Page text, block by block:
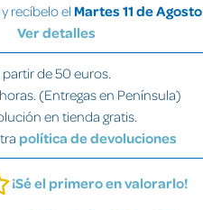
recíbelo el Martes 11 de Agosto
Ver detalles
de 50 euros.
(Entregas en Península)
en tienda gratis.
política de devoluciones
¡Sé el primero en valorarlo!